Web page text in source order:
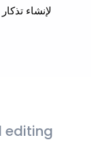
لإنشاء
editing